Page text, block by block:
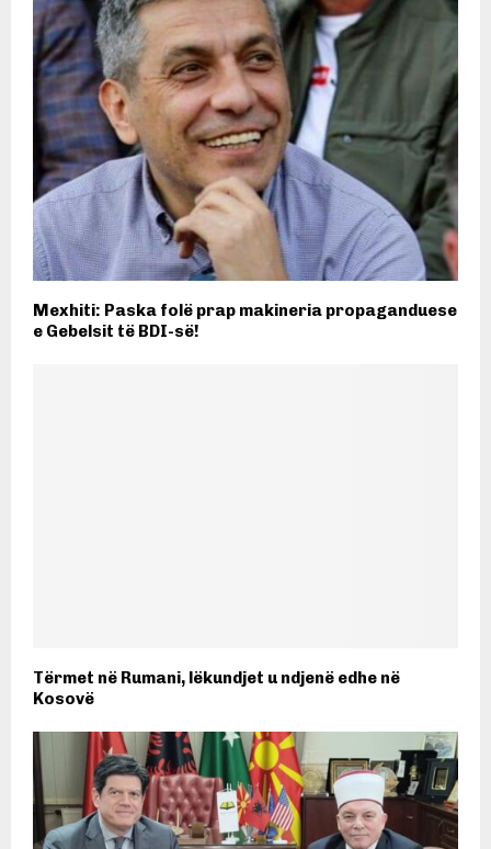
Mexhiti: Paska folë prap makineria propaganduese
e Gebelsit të BDI-së!
Tërmet në Rumani, lëkundjet u ndjenë edhe në
Kosovë